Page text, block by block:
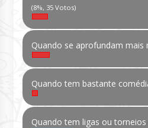
(8%, 35 Votos)
Quando se aprofundam mais
Quando tem bastante
Quando tem ligas ou torneios